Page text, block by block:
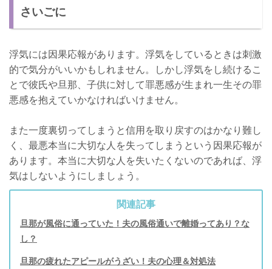
さいごに
浮気には因果応報があります。浮気をしているときは刺激
的で気分がいいかもしれません。しかし浮気をし続けるこ
とで彼氏や旦那、子供に対して罪悪感が生まれ一生その罪
悪感を抱えていかなければいけません。
また一度裏切ってしまうと信用を取り戻すのはかなり難し
く、最悪本当に大切な人を失ってしまうという因果応報が
あります。本当に大切な人を失いたくないのであれば、浮
気はしないようにしましょう。
関連記事
旦那が風俗に通っていた！夫の風俗通いで離婚ってあり？な
し？
旦那の疲れたアピールがうざい！夫の心理＆対処法